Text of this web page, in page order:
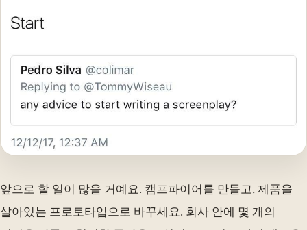
앞으로 할 일이 많을 거예요. 캠프파이어를 만들고, 제품을
살아있는 프로토타입으로 바꾸세요. 회사 안에 몇 개의